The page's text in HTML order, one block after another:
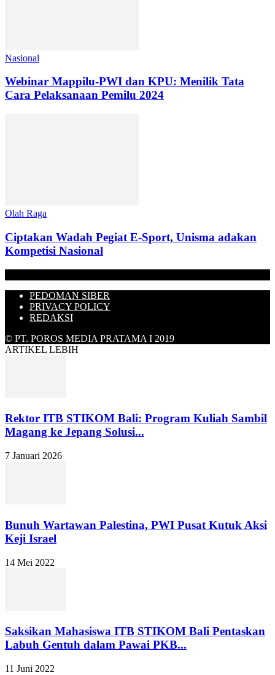
Nasional
Webinar Mappilu-PWI dan KPU: Menilik Tata
Cara Pelaksanaan Pemilu 2024
Olah Raga
Ciptakan Wadah Pegiat E-Sport, Unisma adakan
Kompetisi Nasional
PEDOMAN SIBER
PRIVACY POLICY
REDAKSI
© PT. POROS MEDIA PRATAMA I 2019
ARTIKEL LEBIH
Rektor ITB STIKOM Bali: Program Kuliah Sambil
Magang ke Jepang Solusi...
7 Januari 2026
Bunuh Wartawan Palestina, PWI Pusat Kutuk Aksi
Keji Israel
14 Mei 2022
Saksikan Mahasiswa ITB STIKOM Bali Pentaskan
Labuh Gentuh dalam Pawai PKB...
11 Juni 2022